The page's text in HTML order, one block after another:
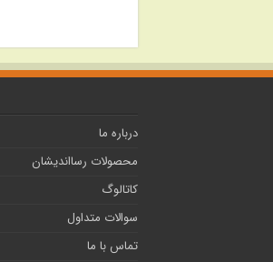
درباره ما
محصولات رسااندیشان
کاتالوگ
سوالات متداول
تماس با ما